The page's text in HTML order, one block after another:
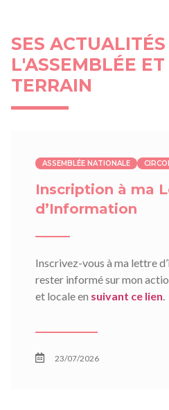
SES
L'ASSEMBLÉE ET
TERRAIN
ASSEMBLÉE NATIONALE
Inscription à ma
d’Information
Inscrivez-vous à ma lettre
rester informé sur mon
et locale en suivant ce lien.
23/07/2026